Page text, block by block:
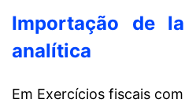
Importação de
analítica
Em Exercícios fiscais